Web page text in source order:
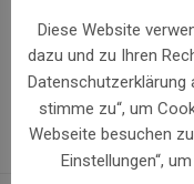
Diese Website
dazu und zu Ihren
Datenschutzerklärung
stimme zu“, um
Webseite besuchen
Einstellungen“,